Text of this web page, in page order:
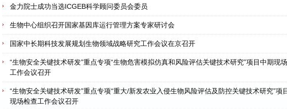
金力院士成功当选ICGEB科学顾问委员会委员
生物中心组织召开国家基因库运行管理方案专家研讨会
国家中长期科技发展规划生物领域战略研究工作会议在京召开
“生物安全关键技术研发”重点专项“生物危害模拟仿真和风险评估关键技术研究”项目中期现
工作会议召开
“生物安全关键技术研发”重点专项“重大/新发农业入侵生物风险评估及防控关键技术研究”项
现场检查工作会议召开